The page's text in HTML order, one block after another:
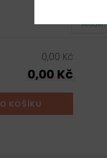
0,00 Kč
0,00 Kč
KOŠÍKU